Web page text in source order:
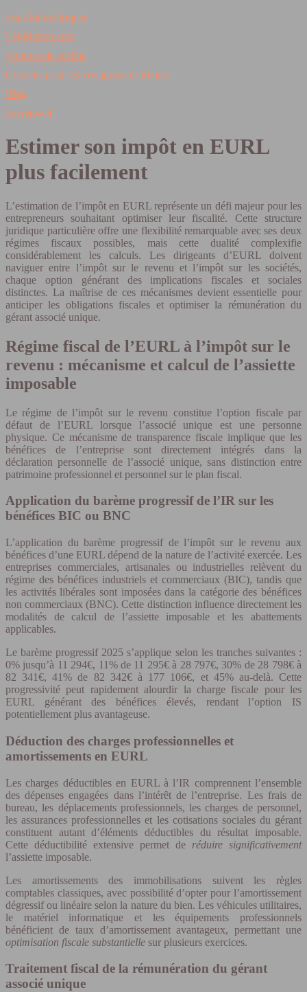
Frais kilométriques
Législation auto
Voitures de société
Conseils pour les voyageurs d’affaires
Blog
lawreto-v4
Estimer son impôt en EURL
plus facilement
L’estimation de l’impôt en EURL représente un défi majeur pour les
entrepreneurs souhaitant optimiser leur fiscalité. Cette structure
juridique particulière offre une flexibilité remarquable avec ses deux
régimes fiscaux possibles, mais cette dualité complexifie
considérablement les calculs. Les dirigeants d’EURL doivent
naviguer entre l’impôt sur le revenu et l’impôt sur les sociétés,
chaque option générant des implications fiscales et sociales
distinctes. La maîtrise de ces mécanismes devient essentielle pour
anticiper les obligations fiscales et optimiser la rémunération du
gérant associé unique.
Régime fiscal de l’EURL à l’impôt sur le
revenu : mécanisme et calcul de l’assiette
imposable
Le régime de l’impôt sur le revenu constitue l’option fiscale par
défaut de l’EURL lorsque l’associé unique est une personne
physique. Ce mécanisme de transparence fiscale implique que les
bénéfices de l’entreprise sont directement intégrés dans la
déclaration personnelle de l’associé unique, sans distinction entre
patrimoine professionnel et personnel sur le plan fiscal.
Application du barème progressif de l’IR sur les
bénéfices BIC ou BNC
L’application du barème progressif de l’impôt sur le revenu aux
bénéfices d’une EURL dépend de la nature de l’activité exercée. Les
entreprises commerciales, artisanales ou industrielles relèvent du
régime des bénéfices industriels et commerciaux (BIC), tandis que
les activités libérales sont imposées dans la catégorie des bénéfices
non commerciaux (BNC). Cette distinction influence directement les
modalités de calcul de l’assiette imposable et les abattements
applicables.
Le barème progressif 2025 s’applique selon les tranches suivantes :
0% jusqu’à 11 294€, 11% de 11 295€ à 28 797€, 30% de 28 798€ à
82 341€, 41% de 82 342€ à 177 106€, et 45% au-delà. Cette
progressivité peut rapidement alourdir la charge fiscale pour les
EURL générant des bénéfices élevés, rendant l’option IS
potentiellement plus avantageuse.
Déduction des charges professionnelles et
amortissements en EURL
Les charges déductibles en EURL à l’IR comprennent l’ensemble
des dépenses engagées dans l’intérêt de l’entreprise. Les frais de
bureau, les déplacements professionnels, les charges de personnel,
les assurances professionnelles et les cotisations sociales du gérant
constituent autant d’éléments déductibles du résultat imposable.
Cette déductibilité extensive permet de réduire significativement
l’assiette imposable.
Les amortissements des immobilisations suivent les règles
comptables classiques, avec possibilité d’opter pour l’amortissement
dégressif ou linéaire selon la nature du bien. Les véhicules utilitaires,
le matériel informatique et les équipements professionnels
bénéficient de taux d’amortissement avantageux, permettant une
optimisation fiscale substantielle sur plusieurs exercices.
Traitement fiscal de la rémunération du gérant
associé unique